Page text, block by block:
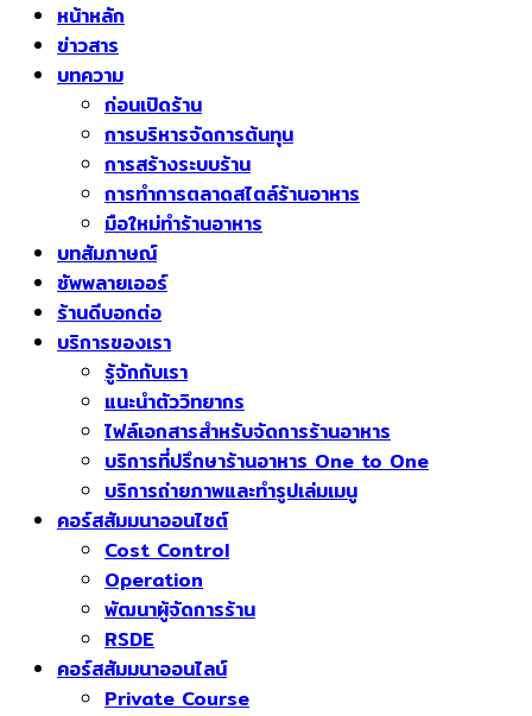
หน้าหลัก
ข่าวสาร
บทความ
ก่อนเปิดร้าน
การบริหารจัดการต้นทุน
การสร้างระบบร้าน
การทำการตลาดสไตล์ร้านอาหาร
มือใหม่ทำร้านอาหาร
บทสัมภาษณ์
ซัพพลายเออร์
ร้านดีบอกต่อ
บริการของเรา
รู้จักกับเรา
แนะนำตัววิทยากร
ไฟล์เอกสารสำหรับจัดการร้านอาหาร
บริการที่ปรึกษาร้านอาหาร One to One
บริการถ่ายภาพและทำรูปเล่มเมนู
คอร์สสัมมนาออนไซต์
Cost Control
Operation
พัฒนาผู้จัดการร้าน
RSDE
คอร์สสัมมนาออนไลน์
Private Course